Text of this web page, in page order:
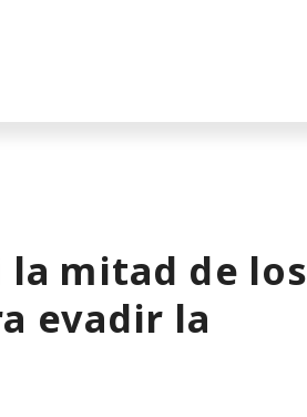
la mitad de los
evadir la